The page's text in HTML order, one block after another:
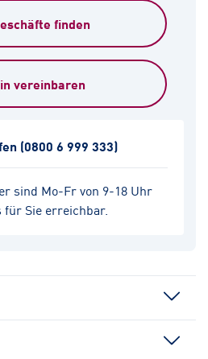
finden
vereinbaren
sind Mo-Fr von 9-18 Uhr
für Sie erreichbar.
(0800 6 999 333)